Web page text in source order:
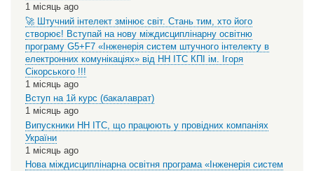
1 місяць ago
🚀 Штучний інтелект змінює світ. Стань тим, хто його
створює! Вступай на нову міждисциплінарну освітню
програму G5+F7 «Інженерія систем штучного інтелекту в
електронних комунікаціях» від НН ІТС КПІ ім. Ігоря
Сікорського !!!
1 місяць ago
Вступ на 1й курс (бакалаврат)
1 місяць ago
Випускники НН ІТС, що працюють у провідних компаніях
України
1 місяць ago
Нова міждисциплінарна освітня програма «Інженерія систем